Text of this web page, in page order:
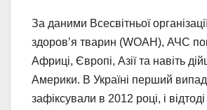
За даними Всесвітньої
здоров’я тварин (WOAH), АЧС
Африці, Європі, Азії та навіть
Америки. В Україні перший
зафіксували в 2012 році, і